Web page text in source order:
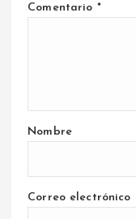
Comentario *
Nombre
Correo electrónico